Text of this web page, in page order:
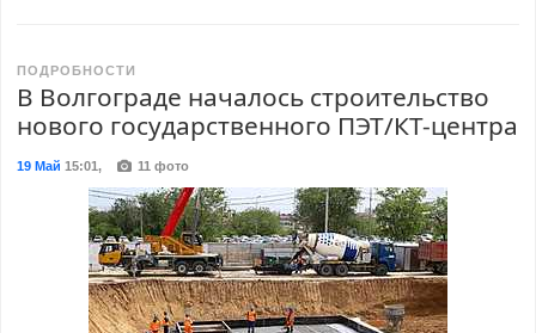
ПОДРОБНОСТИ
В Волгограде началось строительство
нового государственного ПЭТ/КТ-центра
19 Май 15:01, 11 фото